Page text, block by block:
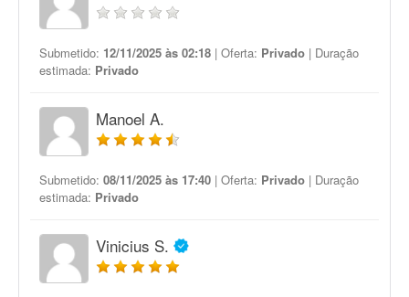
Submetido: 12/11/2025 às 02:18 | Oferta: Privado | Duração
estimada: Privado
Manoel A.
Submetido: 08/11/2025 às 17:40 | Oferta: Privado | Duração
estimada: Privado
Vinicius S.